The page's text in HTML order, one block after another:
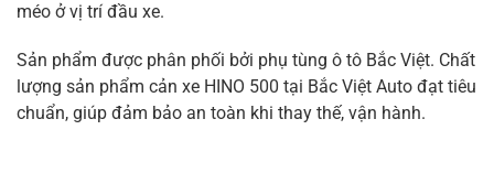
méo ở vị trí đầu xe.
Sản phẩm được phân phối bởi phụ tùng ô tô Bắc Việt. Chất
lượng sản phẩm cản xe HINO 500 tại Bắc Việt Auto đạt tiêu
chuẩn, giúp đảm bảo an toàn khi thay thế, vận hành.